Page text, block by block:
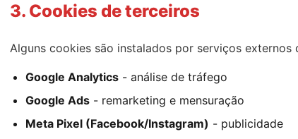
3. Cookies de terceiros
Alguns cookies são instalados por serviços externos
Google Analytics - análise de tráfego
Google Ads - remarketing e mensuração
Meta Pixel (Facebook/Instagram) - publicidade